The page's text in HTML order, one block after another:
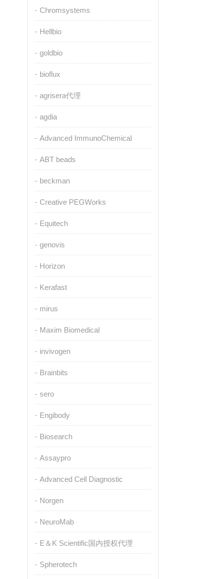
Chromsystems
Hellbio
goldbio
bioflux
agrisera代理
agdia
Advanced ImmunoChemical
ABT beads
beckman
Creative PEGWorks
Equitech
genovis
Horizon
Kerafast
mirus
Maxim Biomedical
invivogen
Brainbits
sero
Engibody
Biosearch
Assaypro
Advanced Cell Diagnostic
Norgen
NeuroMab
E＆K Scientific国内授权代理
Spherotech